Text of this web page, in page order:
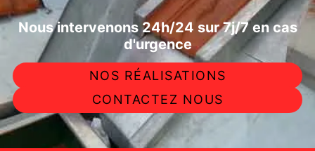
Nous intervenons 24h/24 sur 7j/7 en cas
d'urgence
NOS RÉALISATIONS
CONTACTEZ NOUS